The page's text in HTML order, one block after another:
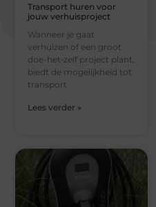
Transport huren voor
jouw verhuisproject
Wanneer je gaat
verhuizen of een groot
doe-het‑zelf project plant,
biedt de mogelijkheid tot
transport
Lees verder »